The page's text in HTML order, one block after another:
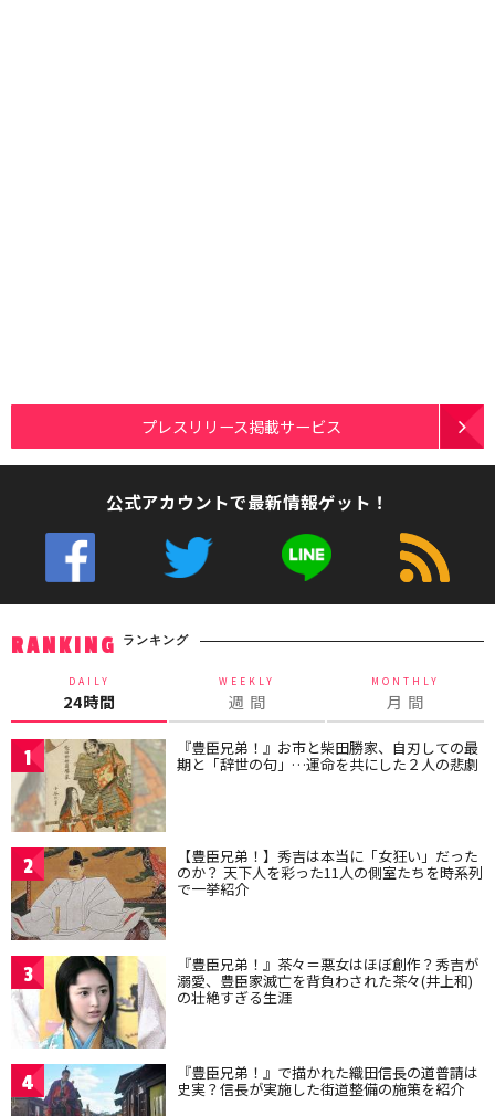
プレスリリース掲載サービス
公式アカウントで最新情報ゲット！
RANKING ランキング
DAILY
24時間
WEEKLY
週 間
MONTHLY
月 間
1 『豊臣兄弟！』お市と柴田勝家、自刃しての最
期と「辞世の句」…運命を共にした２人の悲劇
2 【豊臣兄弟！】秀吉は本当に「女狂い」だった
のか？ 天下人を彩った11人の側室たちを時系列
で一挙紹介
3 『豊臣兄弟！』茶々＝悪女はほぼ創作？秀吉が
溺愛、豊臣家滅亡を背負わされた茶々(井上和)
の壮絶すぎる生涯
4 『豊臣兄弟！』で描かれた織田信長の道普請は
史実？信長が実施した街道整備の施策を紹介